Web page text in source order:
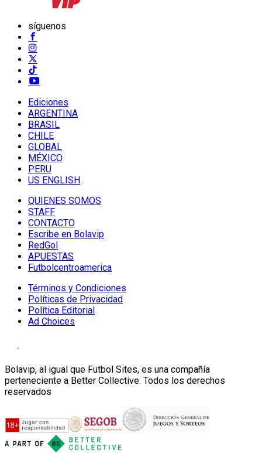
síguenos
Ediciones
ARGENTINA
BRASIL
CHILE
GLOBAL
MÉXICO
PERU
US ENGLISH
QUIENES SOMOS
STAFF
CONTACTO
Escribe en Bolavip
RedGol
APUESTAS
Futbolcentroamerica
Términos y Condiciones
Políticas de Privacidad
Política Editorial
Ad Choices
Bolavip, al igual que Futbol Sites, es una compañía
perteneciente a Better Collective. Todos los derechos
reservados